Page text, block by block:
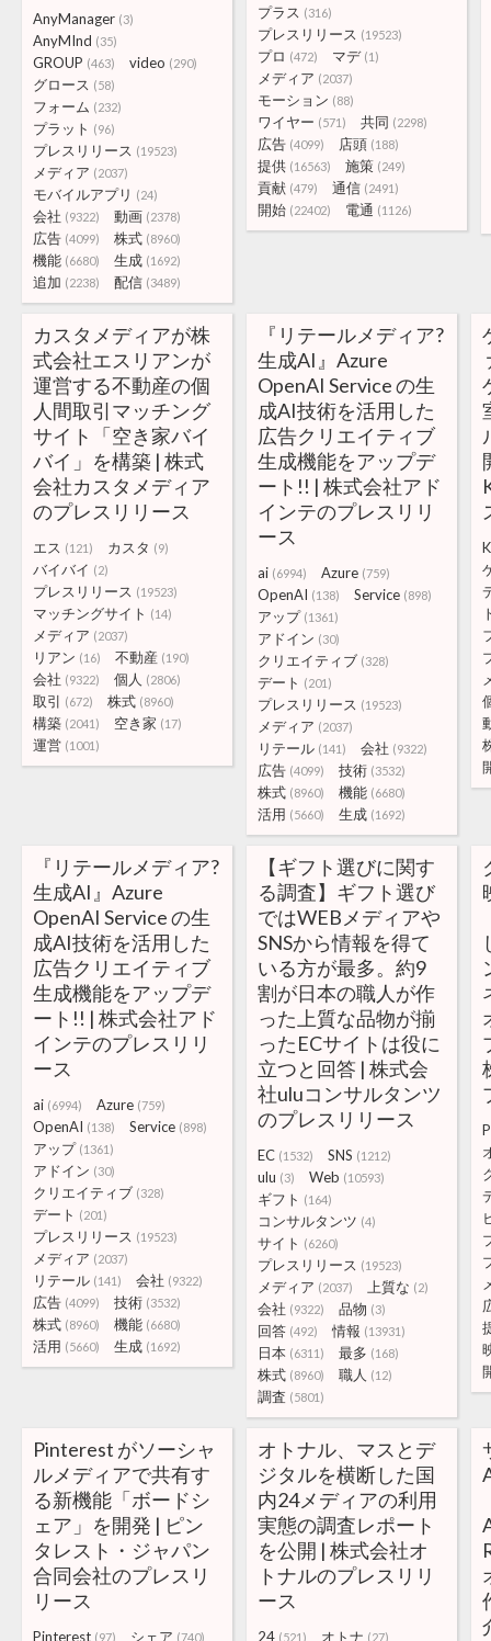
AnyManager (3)
AnyMInd (35)
GROUP (463) video (290)
グロース (58)
フォーム (232)
プラット (96)
プレスリリース (19523)
メディア (2037)
モバイルアプリ (24)
会社 (9322) 動画 (2378)
広告 (4099) 株式 (8960)
機能 (6680) 生成 (1692)
追加 (2238) 配信 (3489)
プラス (316)
プレスリリース (19523)
プロ (472) マデ (1)
メディア (2037)
モーション (88)
ワイヤー (571) 共同 (2298)
広告 (4099) 店頭 (188)
提供 (16563) 施策 (249)
貢献 (479) 通信 (2491)
開始 (22402) 電通 (1126)
カスタメディアが株
式会社エスリアンが
運営する不動産の個
人間取引マッチング
サイト「空き家バイ
バイ」を構築 | 株式
会社カスタメディア
のプレスリリース
エス (121) カスタ (9)
バイバイ (2)
プレスリリース (19523)
マッチングサイト (14)
メディア (2037)
リアン (16) 不動産 (190)
会社 (9322) 個人 (2806)
取引 (672) 株式 (8960)
構築 (2041) 空き家 (17)
運営 (1001)
『リテールメディア?
生成AI』Azure
OpenAI Service の生
成AI技術を活用した
広告クリエイティブ
生成機能をアップデ
ート!! | 株式会社アド
インテのプレスリリ
ース
ai (6994) Azure (759)
OpenAI (138) Service (898)
アップ (1361)
アドイン (30)
クリエイティブ (328)
デート (201)
プレスリリース (19523)
メディア (2037)
リテール (141) 会社 (9322)
広告 (4099) 技術 (3532)
株式 (8960) 機能 (6680)
活用 (5660) 生成 (1692)
『リテールメディア?
生成AI』Azure
OpenAI Service の生
成AI技術を活用した
広告クリエイティブ
生成機能をアップデ
ート!! | 株式会社アド
インテのプレスリリ
ース
ai (6994) Azure (759)
OpenAI (138) Service (898)
アップ (1361)
アドイン (30)
クリエイティブ (328)
デート (201)
プレスリリース (19523)
メディア (2037)
リテール (141) 会社 (9322)
広告 (4099) 技術 (3532)
株式 (8960) 機能 (6680)
活用 (5660) 生成 (1692)
【ギフト選びに関す
る調査】ギフト選び
ではWEBメディアや
SNSから情報を得て
いる方が最多。約9
割が日本の職人が作
った上質な品物が揃
ったECサイトは役に
立つと回答 | 株式会
社uluコンサルタンツ
のプレスリリース
EC (1532) SNS (1212)
ulu (3) Web (10593)
ギフト (164)
コンサルタンツ (4)
サイト (6260)
プレスリリース (19523)
メディア (2037) 上質な (2)
会社 (9322) 品物 (3)
回答 (492) 情報 (13931)
日本 (6311) 最多 (168)
株式 (8960) 職人 (12)
調査 (5801)
Pinterest がソーシャ
ルメディアで共有す
る新機能「ボードシ
ェア」を開発 | ピン
タレスト・ジャパン
合同会社のプレスリ
リース
Pinterest (97) シェア (740)
オトナル、マスとデ
ジタルを横断した国
内24メディアの利用
実態の調査レポート
を公開 | 株式会社オ
トナルのプレスリリ
ース
24 (521) オトナ (27)